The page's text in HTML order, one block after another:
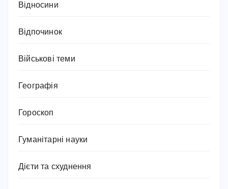
Відносини
Відпочинок
Військові теми
Географія
Гороскоп
Гуманітарні науки
Дієти та схуднення